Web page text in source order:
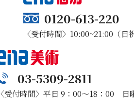
0120-613-220
〈受付時間〉10:00~21:00（日
03-5309-2811
〈受付時間〉平日 9：00～18：00 日